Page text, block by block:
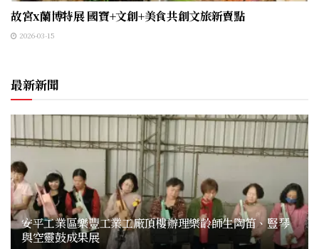
故宮x蘭博特展 國寶+文創+美食共創文旅新賣點
2026-03-15
最新新聞
安平工業區樂豐工業工廠頂樓辦理樂齡師生陶笛、豎琴
與空靈鼓成果展